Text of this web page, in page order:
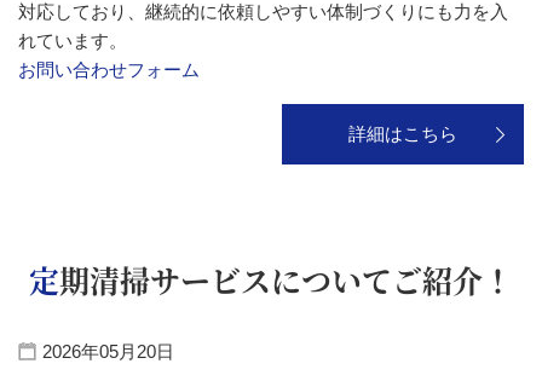
対応しており、継続的に依頼しやすい体制づくりにも力を入
れています。
お問い合わせフォーム
詳細はこちら
定期清掃サービスについてご紹介！
2026年05月20日